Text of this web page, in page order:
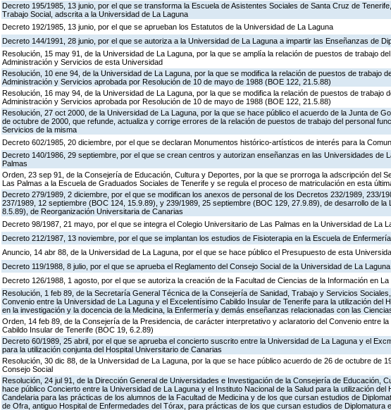
Decreto 195/1985, 13 junio, por el que se transforma la Escuela de Asistentes Sociales de Santa Cruz de
Trabajo Social, adscrita a la Universidad de La Laguna
Decreto 192/1985, 13 junio, por el que se aprueban los Estatutos de la Universidad de La Laguna
Decreto 144/1991, 28 junio, por el que se autoriza a la Universidad de La Laguna a impartir las Enseñanzas de
Resolución, 15 may 91, de la Universidad de La Laguna, por la que se amplía la relación de puestos de trabajo
Administración y Servicios de esta Universidad
Resolución, 10 ene 94, de la Universidad de La Laguna, por la que se modifica la relación de puestos de trabajo
Administración y Servicios aprobada por Resolución de 10 de mayo de 1988 (BOE 122, 21.5.88)
Resolución, 16 may 94, de la Universidad de La Laguna, por la que se modifica la relación de puestos de trabajo
Administración y Servicios aprobada por Resolución de 10 de mayo de 1988 (BOE 122, 21.5.88)
Resolución, 27 oct 2000, de la Universidad de La Laguna, por la que se hace público el acuerdo de la Junta de
de octubre de 2000, que refunde, actualiza y corrige errores de la relación de puestos de trabajo del personal
Servicios de la misma
Decreto 602/1985, 20 diciembre, por el que se declaran Monumentos histórico-artísticos de interés para la
Decreto 140/1986, 29 septiembre, por el que se crean centros y autorizan enseñanzas en las Universidades de
Palmas
Orden, 23 sep 91, de la Consejería de Educación, Cultura y Deportes, por la que se prorroga la adscripción del
Las Palmas a la Escuela de Graduados Sociales de Tenerife y se regula el proceso de matriculación en esta
Decreto 279/1989, 2 diciembre, por el que se modifican los anexos de personal de los Decretos 232/1989, 233/
237/1989, 12 septiembre (BOC 124, 15.9.89), y 239/1989, 25 septiembre (BOC 129, 27.9.89), de desarrollo de la
8.5.89), de Reorganización Universitaria de Canarias
Decreto 98/1987, 21 mayo, por el que se integra el Colegio Universitario de Las Palmas en la Universidad de La
Decreto 212/1987, 13 noviembre, por el que se implantan los estudios de Fisioterapia en la Escuela de
Anuncio, 14 abr 88, de la Universidad de La Laguna, por el que se hace público el Presupuesto de esta
Decreto 119/1988, 8 julio, por el que se aprueba el Reglamento del Consejo Social de la Universidad de La Laguna
Decreto 126/1988, 1 agosto, por el que se autoriza la creación de la Facultad de Ciencias de la Información en
Resolución, 1 feb 89, de la Secretaría General Técnica de la Consejería de Sanidad, Trabajo y Servicios
Convenio entre la Universidad de La Laguna y el Excelentísimo Cabildo Insular de Tenerife para la utilización del
en la investigación y la docencia de la Medicina, la Enfermería y demás enseñanzas relacionadas con las
Orden, 14 feb 89, de la Consejería de la Presidencia, de carácter interpretativo y aclaratorio del Convenio entre
Cabildo Insular de Tenerife (BOC 19, 6.2.89)
Decreto 60/1989, 25 abril, por el que se aprueba el concierto suscrito entre la Universidad de La Laguna y el
para la utilización conjunta del Hospital Universitario de Canarias
Resolución, 30 dic 88, de la Universidad de La Laguna, por la que se hace público acuerdo de 26 de octubre de
Consejo Social
Resolución, 24 jul 91, de la Dirección General de Universidades e Investigación de la Consejería de Educación,
hace público Concierto entre la Universidad de La Laguna y el Instituto Nacional de la Salud para la utilización del
Candelaria para las prácticas de los alumnos de la Facultad de Medicina y de los que cursan estudios de
de Ofra, antiguo Hospital de Enfermedades del Tórax, para prácticas de los que cursan estudios de Diplomatura